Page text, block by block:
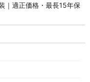
｜適正価格・最長15年保